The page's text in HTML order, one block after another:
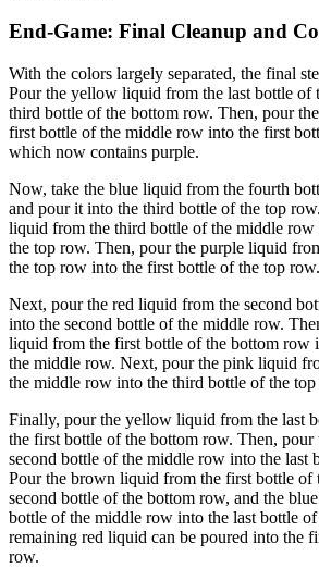
End-Game: Final Cleanup and
With the colors largely separated, the final
Pour the yellow liquid from the last bottle of
third bottle of the bottom row. Then, pour
first bottle of the middle row into the first
which now contains purple.
Now, take the blue liquid from the fourth
and pour it into the third bottle of the top
liquid from the third bottle of the middle
the top row. Then, pour the purple liquid
the top row into the first bottle of the top row.
Next, pour the red liquid from the second
into the second bottle of the middle row.
liquid from the first bottle of the bottom row
the middle row. Next, pour the pink liquid
the middle row into the third bottle of the top
Finally, pour the yellow liquid from the last
the first bottle of the bottom row. Then,
second bottle of the middle row into the last
Pour the brown liquid from the first bottle of
second bottle of the bottom row, and the
bottle of the middle row into the last bottle
remaining red liquid can be poured into the
row.